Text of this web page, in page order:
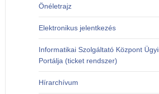
Önéletrajz
Elektronikus jelentkezés
Informatikai Szolgáltató Központ
Portálja (ticket rendszer)
Hírarchívum